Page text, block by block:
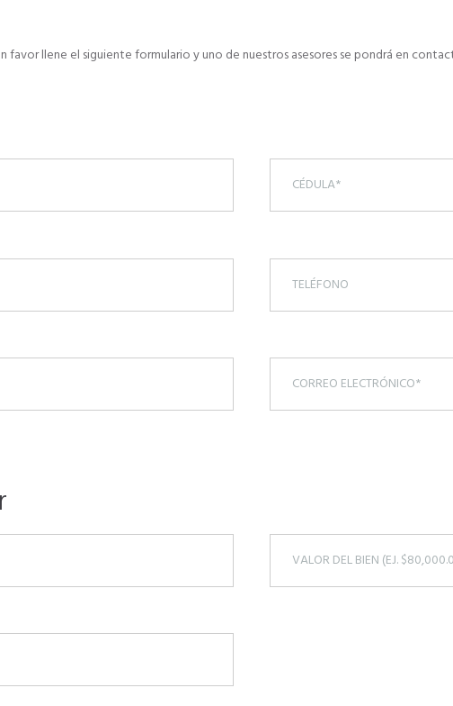
favor llene el siguiente formulario y uno de nuestros asesores se pondrá en